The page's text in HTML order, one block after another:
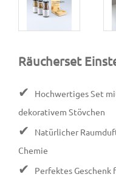
Räucherset
✔
Hochwertiges Set
dekorativem Stövchen
✔
Natürlicher
Chemie
✔ Perfektes Geschenk